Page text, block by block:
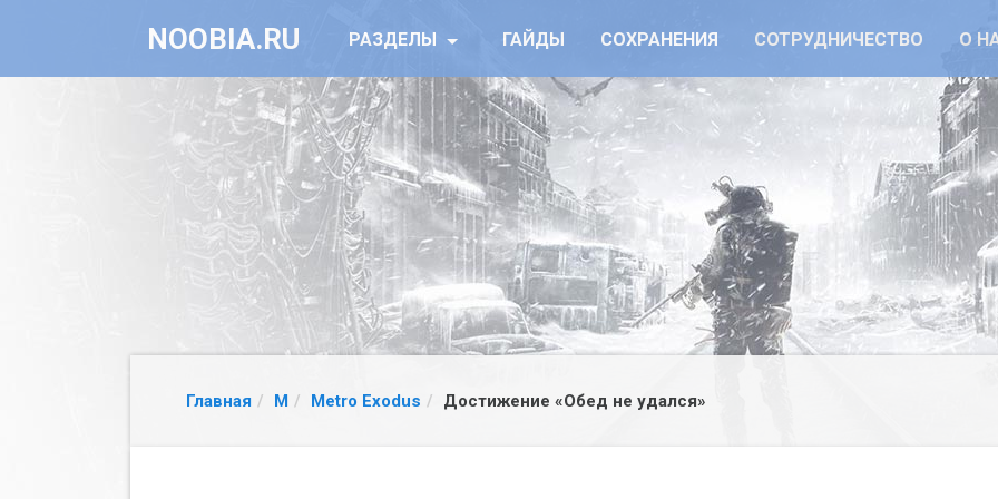
NOOBIA.RU РАЗДЕЛЫ ГАЙДЫ СОХРАНЕНИЯ СОТРУДНИЧЕСТВО О
Главная M Metro Exodus Достижение «Обед не удался»